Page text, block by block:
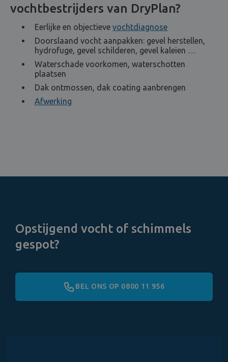
vochtbestrijders van DryPlan?
Eerlijke en objectieve vochtdiagnose
Doorslaand vocht aanpakken: gevel herstellen,
hydrofuge, gevel schilderen, gevel kaleien …
Waterschade voorkomen, waterschotten
plaatsen
Dak ontmossen, dak coating aanbrengen
Afwerking
Opstijgend vocht of schimmels
gespot?
BEL ONS OP 0800 11 956